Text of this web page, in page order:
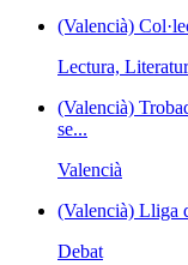
(Valencià)
Lectura,
(Valencià)
se...
Valencià
(Valencià) Lliga
Debat